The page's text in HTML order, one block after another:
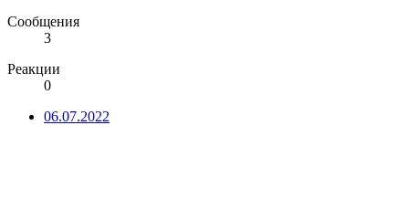
Сообщения
3
Реакции
0
06.07.2022